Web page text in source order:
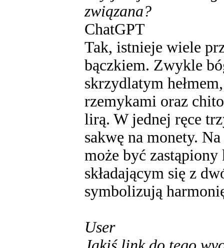
związana?
ChatGPT
Tak, istnieje wiele
bączkiem. Zwykle
skrzydlatym
rzemykami oraz
lirą. W jednej ręce
sakwę na monety.
może być zastąpiony
składającym się z
symbolizują
User